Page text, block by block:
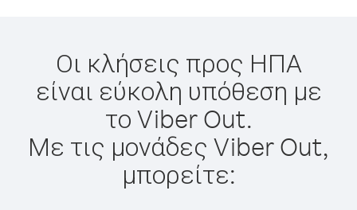
Οι κλήσεις προς ΗΠΑ
είναι εύκολη υπόθεση με
το Viber Out.
Με τις μονάδες Viber Out,
μπορείτε: